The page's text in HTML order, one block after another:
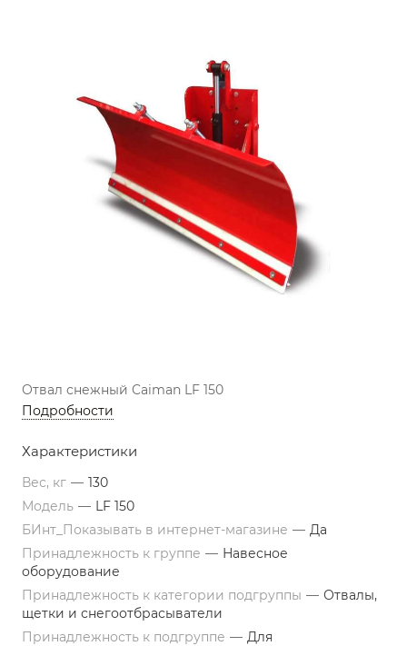
Отвал снежный Caiman LF 150
Подробности
Характеристики
Вес, кг — 130
Модель — LF 150
БИнт_Показывать в интернет-магазине — Да
Принадлежность к группе — Навесное
оборудование
Принадлежность к категории подгруппы — Отвалы,
щетки и снегоотбрасыватели
Принадлежность к подгруппе — Для